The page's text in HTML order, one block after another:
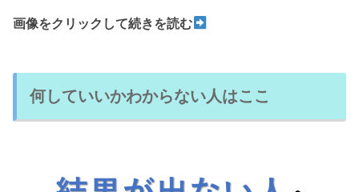
画像をクリックして続きを読む
何していいかわからない人はここ